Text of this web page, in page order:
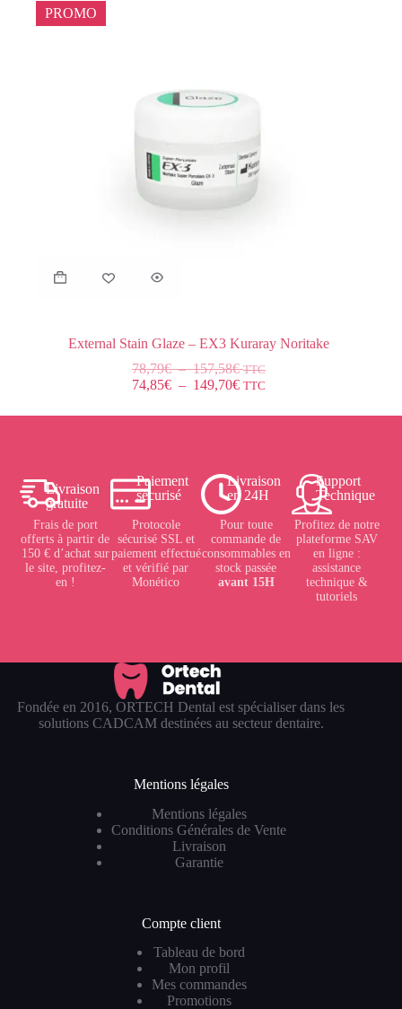
PROMO
External Stain Glaze – EX3 Kuraray Noritake
78,79€ – 157,58€ TTC
74,85€ – 149,70€ TTC
Livraison
gratuite
Frais de port
offerts à partir de
150 € d’achat sur
le site, profitez-
en !
Paiement
sécurisé
Protocole
sécurisé SSL et
paiement effectué
et vérifié par
Monético
Livraison
en 24H
Pour toute
commande de
consommables en
stock passée
avant 15H
Support
Technique
Profitez de notre
plateforme SAV
en ligne :
assistance
technique &
tutoriels
Fondée en 2016, ORTECH Dental est spécialiser dans les
solutions CADCAM destinées au secteur dentaire.
Mentions légales
Mentions légales
Conditions Générales de Vente
Livraison
Garantie
Compte client
Tableau de bord
Mon profil
Mes commandes
Promotions